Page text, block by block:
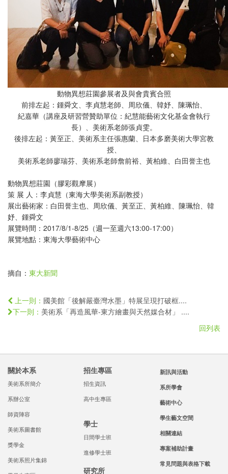
動物異想莊園參展者及與會貴賓合照
前排左起：鍾舜文、李貞慧老師、周欣儀、韓妤、陳珮怡、
紀嘉華（講座及研習營贊助單位：紀慧能藝術文化基金會執行
長）、美術系老師張貞雯。
後排左起：黃至正、美術系主任張惠蘭、日本多磨美術大學宮教
授、
美術系老師廖瑞芬、美術系老師詹前裕、黃柏維、白田誉主也
動物異想莊園（膠彩觀摩展）
策 展 人：李貞慧（東海大學美術系副教授）
展出藝術家：白田誉主也、周欣儀、黃至正、黃柏維、陳珮怡、韓
妤、鍾舜文
展覽時間：2017/8/1-8/25（週一至週六13:00-17:00）
展覽地點：東海大學藝術中心
摘自： 東大新聞
上一則： 國美館「後解嚴臺灣水墨」特展呈現打破框....
下一則： 美術系「再造風華-東方繪畫與天然媒合材」 ....
回列表
關於本系
美術系所簡介
系辦公室
師資陣容
美術系圖書館
獎學金
美術系照片集錦
招生專區
招生資訊
高中生專區
學士
日間學士班
進修學士班
研究所
新訊與活動
系所學會
藝術中心
學生藝文空間
相關連結
專案補助計畫
常見問題與表格下載